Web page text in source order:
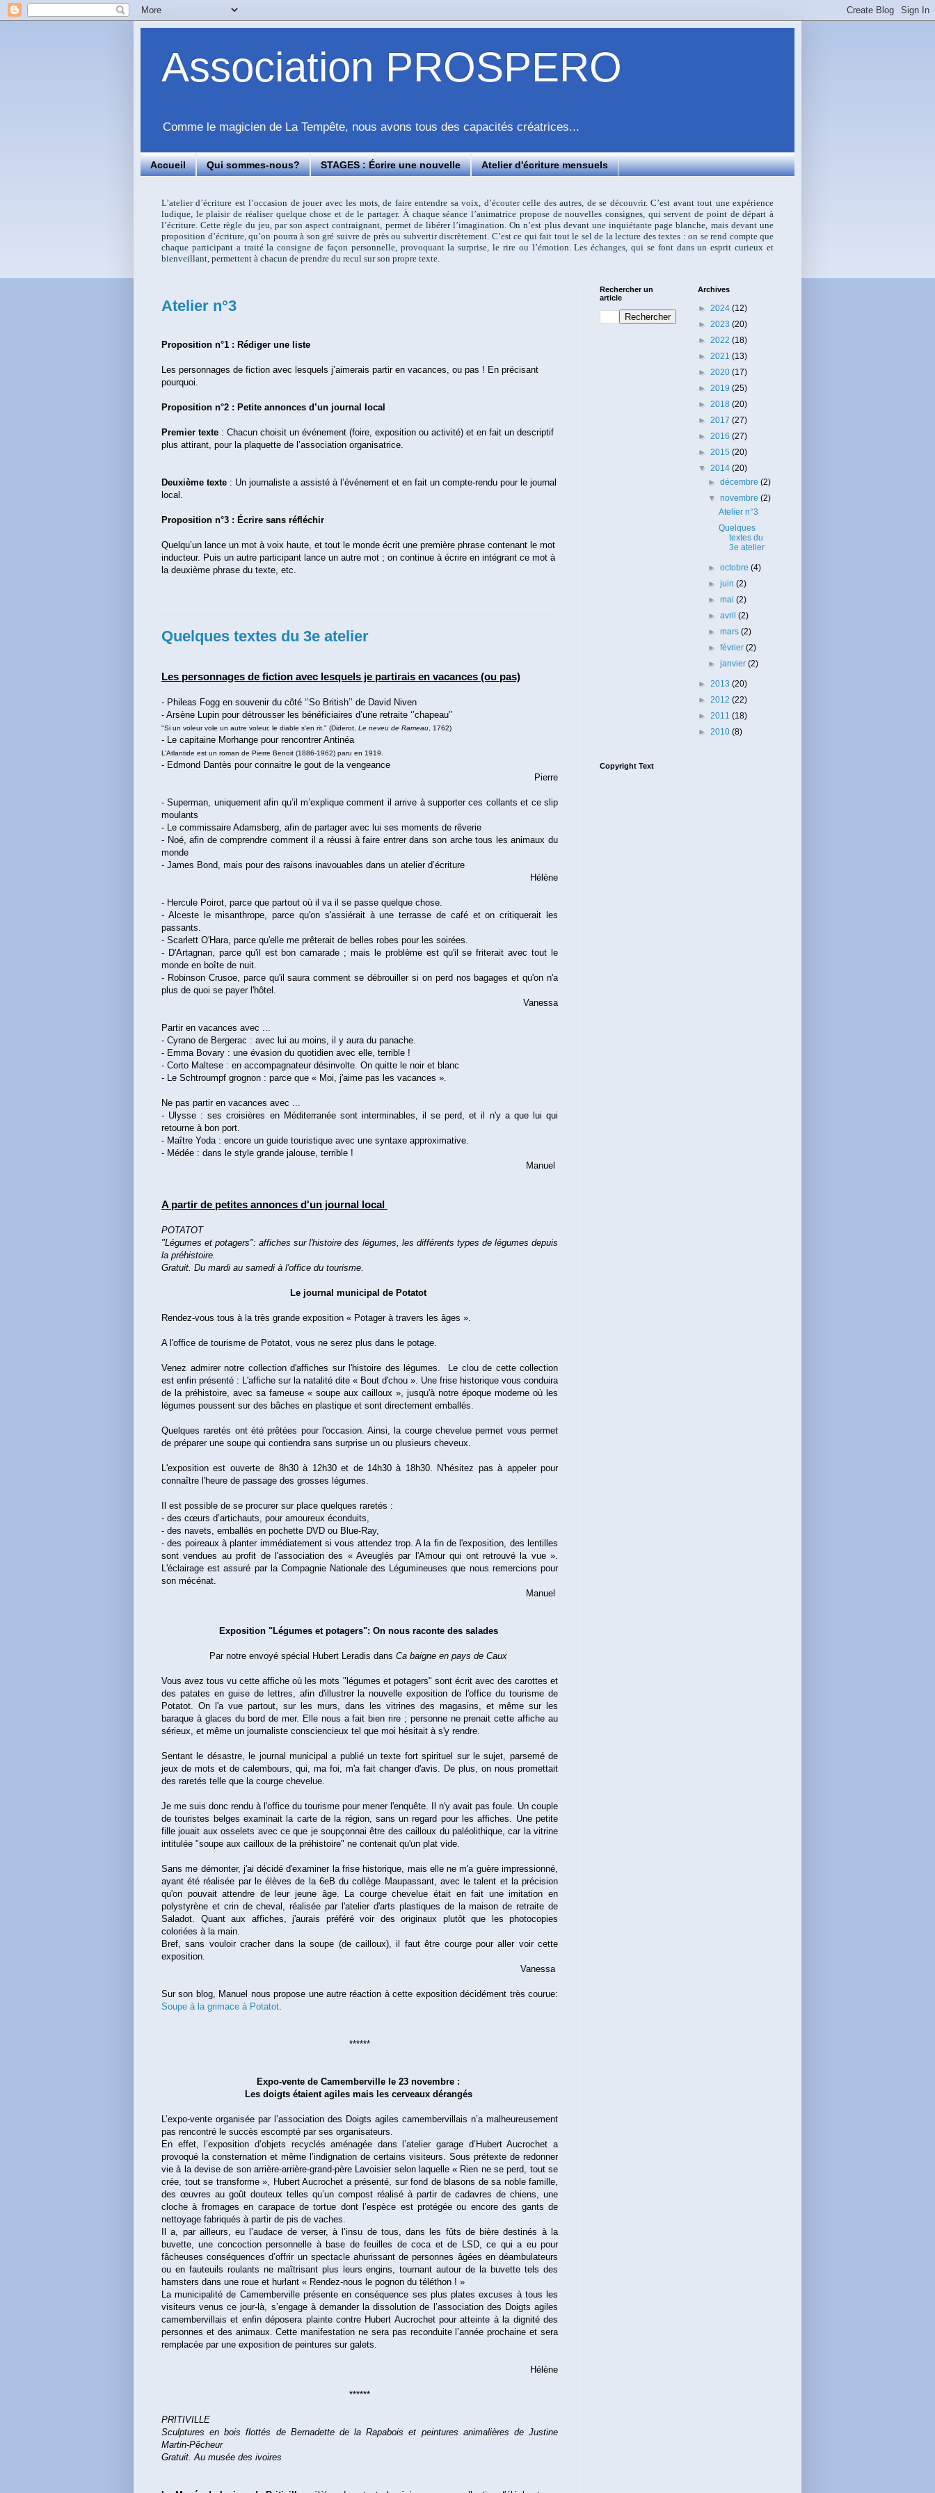
Association PROSPERO
Comme le magicien de La Tempête, nous avons tous des capacités créatrices...
Accueil Qui sommes-nous? STAGES : Écrire une nouvelle Atelier d'écriture mensuels
L’atelier d’écriture est l’occasion de jouer avec les mots, de faire entendre sa voix, d’écouter celle des autres, de se découvrir. C’est avant tout une expérience
ludique, le plaisir de réaliser quelque chose et de le partager. À chaque séance l’animatrice propose de nouvelles consignes, qui servent de point de départ à
l’écriture. Cette règle du jeu, par son aspect contraignant, permet de libérer l’imagination. On n’est plus devant une inquiétante page blanche, mais devant une
proposition d’écriture, qu’on pourra à son gré suivre de près ou subvertir discrètement. C’est ce qui fait tout le sel de la lecture des textes : on se rend compte que
chaque participant a traité la consigne de façon personnelle, provoquant la surprise, le rire ou l’émotion. Les échanges, qui se font dans un esprit curieux et
bienveillant, permettent à chacun de prendre du recul sur son propre texte.
Atelier n°3
Proposition n°1 : Rédiger une liste
Les personnages de fiction avec lesquels j’aimerais partir en vacances, ou pas ! En précisant
pourquoi.
Proposition n°2 : Petite annonces d’un journal local
Premier texte : Chacun choisit un événement (foire, exposition ou activité) et en fait un descriptif
plus attirant, pour la plaquette de l’association organisatrice.
Deuxième texte : Un journaliste a assisté à l’événement et en fait un compte-rendu pour le journal
local.
Proposition n°3 : Écrire sans réfléchir
Quelqu’un lance un mot à voix haute, et tout le monde écrit une première phrase contenant le mot
inducteur. Puis un autre participant lance un autre mot ; on continue à écrire en intégrant ce mot à
la deuxième phrase du texte, etc.
Quelques textes du 3e atelier
Les personnages de fiction avec lesquels je partirais en vacances (ou pas)
- Phileas Fogg en souvenir du côté ‘’So British’’ de David Niven
- Arsène Lupin pour détrousser les bénéficiaires d’une retraite ‘’chapeau’’
"Si un voleur vole un autre voleur, le diable s'en rit." (Diderot, Le neveu de Rameau , 1762)
- Le capitaine Morhange pour rencontrer Antinéa
L’Atlantide est un roman de Pierre Benoit (1886-1962) paru en 1919.
- Edmond Dantès pour connaitre le gout de la vengeance
Pierre
- Superman, uniquement afin qu’il m’explique comment il arrive à supporter ces collants et ce slip
moulants
- Le commissaire Adamsberg, afin de partager avec lui ses moments de rêverie
- Noé, afin de comprendre comment il a réussi à faire entrer dans son arche tous les animaux du
monde
- James Bond, mais pour des raisons inavouables dans un atelier d’écriture
Hélène
- Hercule Poirot, parce que partout où il va il se passe quelque chose.
- Alceste le misanthrope, parce qu'on s'assiérait à une terrasse de café et on critiquerait les
passants.
- Scarlett O'Hara, parce qu'elle me prêterait de belles robes pour les soirées.
- D'Artagnan, parce qu'il est bon camarade ; mais le problème est qu'il se friterait avec tout le
monde en boîte de nuit.
- Robinson Crusoe, parce qu'il saura comment se débrouiller si on perd nos bagages et qu'on n'a
plus de quoi se payer l'hôtel.
Vanessa
Partir en vacances avec ...
- Cyrano de Bergerac : avec lui au moins, il y aura du panache.
- Emma Bovary : une évasion du quotidien avec elle, terrible !
- Corto Maltese : en accompagnateur désinvolte. On quitte le noir et blanc
- Le Schtroumpf grognon : parce que « Moi, j'aime pas les vacances ».
Ne pas partir en vacances avec ...
- Ulysse : ses croisières en Méditerranée sont interminables, il se perd, et il n'y a que lui qui
retourne à bon port.
- Maître Yoda : encore un guide touristique avec une syntaxe approximative.
- Médée : dans le style grande jalouse, terrible !
Manuel
A partir de petites annonces d'un journal local
POTATOT
"Légumes et potagers": affiches sur l'histoire des légumes, les différents types de légumes depuis
la préhistoire.
Gratuit. Du mardi au samedi à l'office du tourisme.
Le journal municipal de Potatot
Rendez-vous tous à la très grande exposition « Potager à travers les âges ».
A l'office de tourisme de Potatot, vous ne serez plus dans le potage.
Venez admirer notre collection d'affiches sur l'histoire des légumes. Le clou de cette collection
est enfin présenté : L'affiche sur la natalité dite « Bout d'chou ». Une frise historique vous conduira
de la préhistoire, avec sa fameuse « soupe aux cailloux », jusqu'à notre époque moderne où les
légumes poussent sur des bâches en plastique et sont directement emballés.
Quelques raretés ont été prêtées pour l'occasion. Ainsi, la courge chevelue permet vous permet
de préparer une soupe qui contiendra sans surprise un ou plusieurs cheveux.
L'exposition est ouverte de 8h30 à 12h30 et de 14h30 à 18h30. N'hésitez pas à appeler pour
connaître l'heure de passage des grosses légumes.
Il est possible de se procurer sur place quelques raretés :
- des cœurs d’artichauts, pour amoureux éconduits,
- des navets, emballés en pochette DVD ou Blue-Ray,
- des poireaux à planter immédiatement si vous attendez trop. A la fin de l'exposition, des lentilles
sont vendues au profit de l'association des « Aveuglés par l'Amour qui ont retrouvé la vue ».
L'éclairage est assuré par la Compagnie Nationale des Légumineuses que nous remercions pour
son mécénat.
Manuel
Exposition "Légumes et potagers": On nous raconte des salades
Par notre envoyé spécial Hubert Leradis dans Ca baigne en pays de Caux
Vous avez tous vu cette affiche où les mots "légumes et potagers" sont écrit avec des carottes et
des patates en guise de lettres, afin d'illustrer la nouvelle exposition de l'office du tourisme de
Potatot. On l'a vue partout, sur les murs, dans les vitrines des magasins, et même sur les
baraque à glaces du bord de mer. Elle nous a fait bien rire ; personne ne prenait cette affiche au
sérieux, et même un journaliste consciencieux tel que moi hésitait à s'y rendre.
Sentant le désastre, le journal municipal a publié un texte fort spirituel sur le sujet, parsemé de
jeux de mots et de calembours, qui, ma foi, m'a fait changer d'avis. De plus, on nous promettait
des raretés telle que la courge chevelue.
Je me suis donc rendu à l'office du tourisme pour mener l'enquête. Il n'y avait pas foule. Un couple
de touristes belges examinait la carte de la région, sans un regard pour les affiches. Une petite
fille jouait aux osselets avec ce que je soupçonnai être des cailloux du paléolithique, car la vitrine
intitulée "soupe aux cailloux de la préhistoire" ne contenait qu'un plat vide.
Sans me démonter, j'ai décidé d'examiner la frise historique, mais elle ne m'a guère impressionné,
ayant été réalisée par le élèves de la 6eB du collège Maupassant, avec le talent et la précision
qu'on pouvait attendre de leur jeune âge. La courge chevelue était en fait une imitation en
polystyrène et crin de cheval, réalisée par l'atelier d'arts plastiques de la maison de retraite de
Saladot. Quant aux affiches, j'aurais préféré voir des originaux plutôt que les photocopies
coloriées à la main.
Bref, sans vouloir cracher dans la soupe (de cailloux), il faut être courge pour aller voir cette
exposition.
Vanessa
Sur son blog, Manuel nous propose une autre réaction à cette exposition décidément très courue:
Soupe à la grimace à Potatot.
******
Expo-vente de Camemberville le 23 novembre :
Les doigts étaient agiles mais les cerveaux dérangés
L’expo-vente organisée par l’association des Doigts agiles camembervillais n’a malheureusement
pas rencontré le succès escompté par ses organisateurs.
En effet, l’exposition d’objets recyclés aménagée dans l’atelier garage d’Hubert Aucrochet a
provoqué la consternation et même l’indignation de certains visiteurs. Sous prétexte de redonner
vie à la devise de son arrière-arrière-grand-père Lavoisier selon laquelle « Rien ne se perd, tout se
crée, tout se transforme », Hubert Aucrochet a présenté, sur fond de blasons de sa noble famille,
des œuvres au goût douteux telles qu’un compost réalisé à partir de cadavres de chiens, une
cloche à fromages en carapace de tortue dont l’espèce est protégée ou encore des gants de
nettoyage fabriqués à partir de pis de vaches.
Il a, par ailleurs, eu l’audace de verser, à l’insu de tous, dans les fûts de bière destinés à la
buvette, une concoction personnelle à base de feuilles de coca et de LSD, ce qui a eu pour
fâcheuses conséquences d’offrir un spectacle ahurissant de personnes âgées en déambulateurs
ou en fauteuils roulants ne maîtrisant plus leurs engins, tournant autour de la buvette tels des
hamsters dans une roue et hurlant « Rendez-nous le pognon du téléthon ! »
La municipalité de Camemberville présente en conséquence ses plus plates excuses à tous les
visiteurs venus ce jour-là, s’engage à demander la dissolution de l’association des Doigts agiles
camembervillais et enfin déposera plainte contre Hubert Aucrochet pour atteinte à la dignité des
personnes et des animaux. Cette manifestation ne sera pas reconduite l’année prochaine et sera
remplacée par une exposition de peintures sur galets.
Hélène
******
PRITIVILLE
Sculptures en bois flottés de Bernadette de la Rapabois et peintures animalières de Justine
Martin-Pêcheur
Gratuit. Au musée des ivoires
Rechercher un
article
Archives
► 2024 (12)
► 2023 (20)
► 2022 (18)
► 2021 (13)
► 2020 (17)
► 2019 (25)
► 2018 (20)
► 2017 (27)
► 2016 (27)
► 2015 (20)
▼ 2014 (20)
►décembre(2)
▼novembre(2)
Atelier n°3
Quelques
textes du
3e atelier
►octobre(4)
►juin(2)
►mai(2)
►avril(2)
►mars(2)
►février(2)
►janvier(2)
► 2013 (20)
► 2012 (22)
► 2011 (18)
► 2010 (8)
Copyright Text